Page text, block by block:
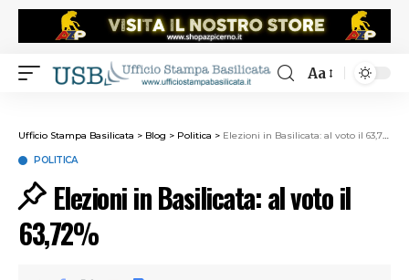
Aa
Ufficio Stampa Basilicata > Blog > Politica > Elezioni in Basilicata: al voto il 63,72%
POLITICA
Elezioni in Basilicata: al voto il
63,72%